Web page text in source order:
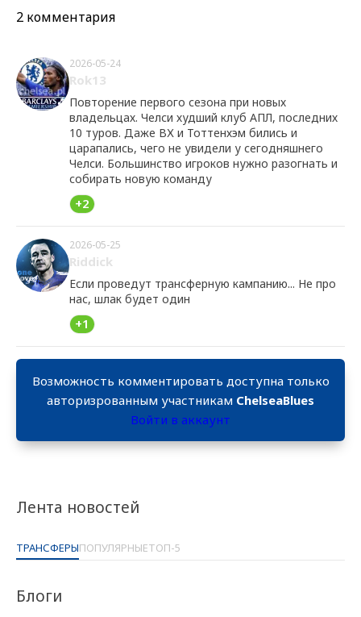
Лента новостей
ТРАНСФЕРЫПОПУЛЯРНЫЕТОП-5
Блоги
2 комментария
2026-05-24
Rok13
Повторение первого сезона при новых
владельцах. Челси худший клуб АПЛ, последних
10 туров. Даже ВХ и Тоттенхэм бились и
царапались, чего не увидели у сегодняшнего
Челси. Большинство игроков нужно разогнать и
собирать новую команду
+2
2026-05-25
Riddick
Если проведут трансферную кампанию... Не про
нас, шлак будет один
+1
Возможность комментировать доступна только
авторизрованным участникам ChelseaBlues
Войти в аккаунт